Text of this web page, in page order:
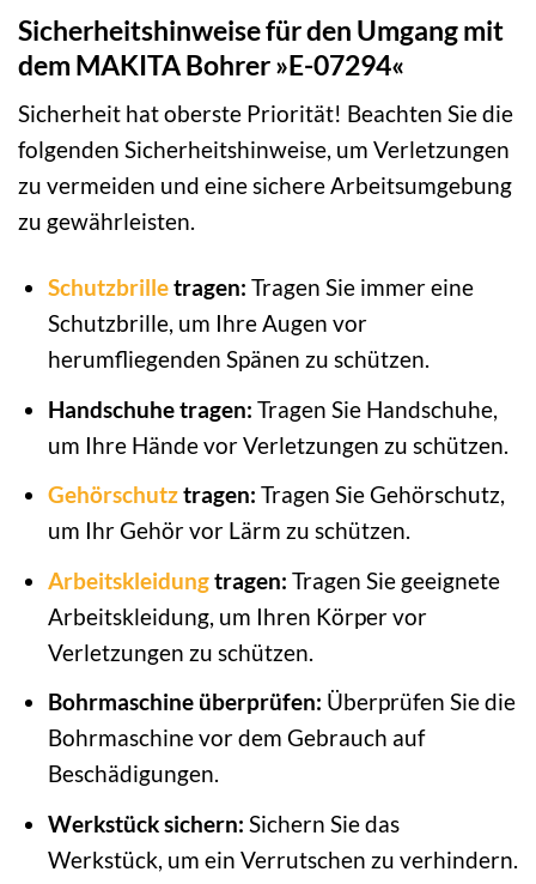
Sicherheitshinweise für den Umgang mit
dem MAKITA Bohrer »E-07294«
Sicherheit hat oberste Priorität! Beachten Sie die
folgenden Sicherheitshinweise, um Verletzungen
zu vermeiden und eine sichere Arbeitsumgebung
zu gewährleisten.
Schutzbrilletragen: Tragen Sie immer eine
Schutzbrille, um Ihre Augen vor
herumfliegenden Spänen zu schützen.
Handschuhe tragen: Tragen Sie Handschuhe,
um Ihre Hände vor Verletzungen zu schützen.
Gehörschutztragen: Tragen Sie Gehörschutz,
um Ihr Gehör vor Lärm zu schützen.
Arbeitskleidungtragen: Tragen Sie geeignete
Arbeitskleidung, um Ihren Körper vor
Verletzungen zu schützen.
Bohrmaschine überprüfen: Überprüfen Sie die
Bohrmaschine vor dem Gebrauch auf
Beschädigungen.
Werkstück sichern: Sichern Sie das
Werkstück, um ein Verrutschen zu verhindern.